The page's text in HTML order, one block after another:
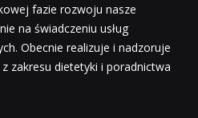
fazie rozwoju nasze
na świadczeniu usług
Obecnie realizuje i nadzoruje
zakresu dietetyki i poradnictwa